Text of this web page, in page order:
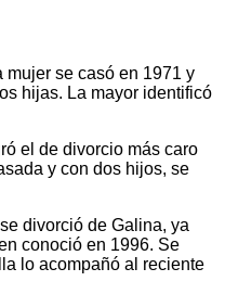
mujer se casó en 1971 y
hijas. La mayor identificó
el de divorcio más caro
y con dos hijos, se
divorció de Galina, ya
conoció en 1996. Se
lo acompañó al reciente